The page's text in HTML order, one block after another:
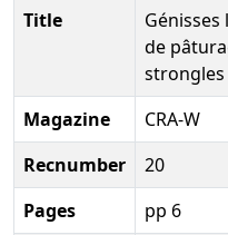
Title
de
Magazine
CRA-W
Recnumber
20
Pages
pp 6